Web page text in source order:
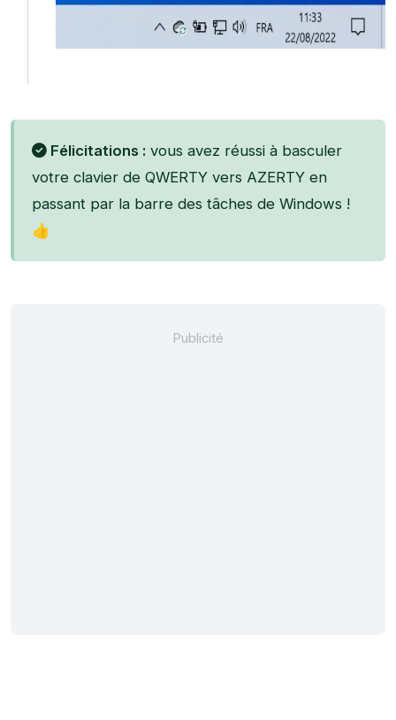
Félicitations : vous avez réussi à basculer
votre clavier de QWERTY vers AZERTY en
passant par la barre des tâches de Windows !
👍